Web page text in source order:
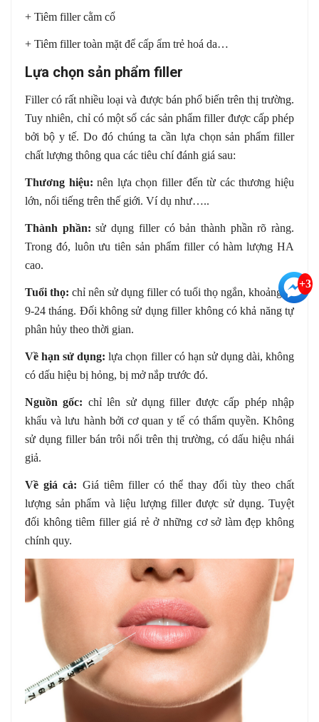
+ Tiêm filler cằm cổ
+ Tiêm filler toàn mặt để cấp ẩm trẻ hoá da…
Lựa chọn sản phẩm filler
Filler có rất nhiều loại và được bán phổ biến trên thị trường.
Tuy nhiên, chỉ có một số các sản phẩm filler được cấp phép
bởi bộ y tế. Do đó chúng ta cần lựa chọn sản phẩm filler
chất lượng thông qua các tiêu chí đánh giá sau:
Thương hiệu:nên lựa chọn filler đến từ các thương hiệu
lớn, nổi tiếng trên thế giới. Ví dụ như…..
Thành phần: sử dụng filler có bản thành phần rõ ràng.
Trong đó, luôn ưu tiên sản phẩm filler có hàm lượng HA
cao.
Tuổi thọ: chỉ nên sử dụng filler có tuổi thọ ngắn, khoảng từ
9-24 tháng. Đối không sử dụng filler không có khả năng tự
phân hủy theo thời gian.
Về hạn sử dụng: lựa chọn filler có hạn sử dụng dài, không
có dấu hiệu bị hỏng, bị mở nắp trước đó.
Nguồn gốc: chỉ lên sử dụng filler được cấp phép nhập
khẩu và lưu hành bởi cơ quan y tế có thẩm quyền. Không
sử dụng filler bán trôi nổi trên thị trường, có dấu hiệu nhái
giả.
Về giá cả: Giá tiêm filler có thể thay đổi tùy theo chất
lượng sản phẩm và liệu lượng filler được sử dụng. Tuyệt
đối không tiêm filler giá rẻ ở những cơ sở làm đẹp không
chính quy.
+3